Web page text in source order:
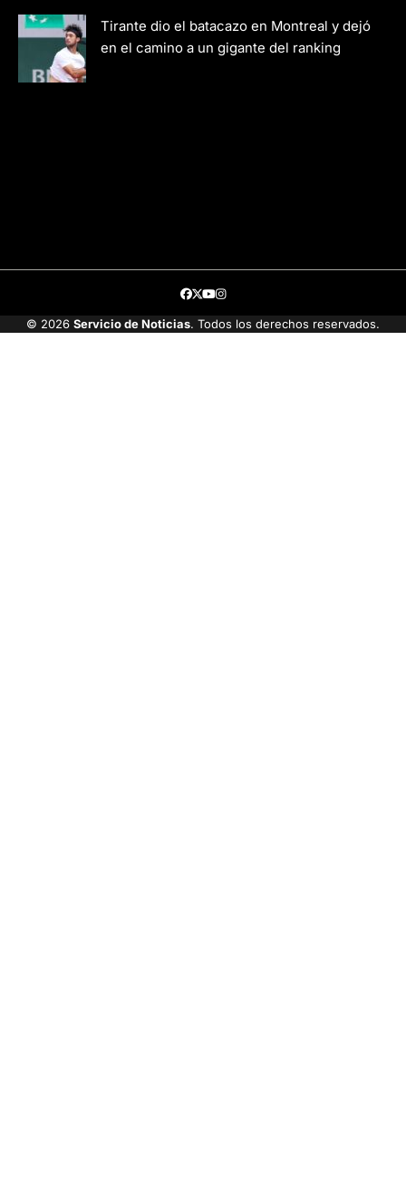
Tirante dio el batacazo en Montreal y dejó
en el camino a un gigante del ranking
Facebook
TwitterYoutube
Instagram
© 2026 Servicio de Noticias. Todos los derechos reservados.